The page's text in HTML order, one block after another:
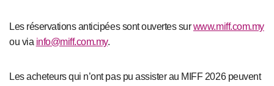
Les réservations anticipées sont ouvertes surwww.miff.com.my
ou via info@miff.com.my.
Les acheteurs qui n’ont pas pu assister au MIFF 2026 peuvent